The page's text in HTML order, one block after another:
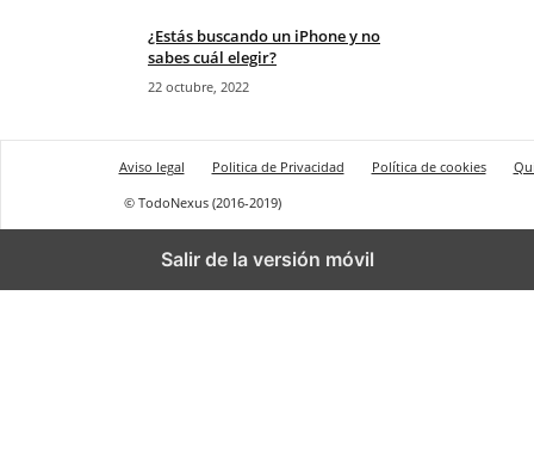
¿Estás buscando un iPhone y no
sabes cuál elegir?
22 octubre, 2022
Aviso legal Politica de Privacidad Política de cookies
© TodoNexus (2016-2019)
Salir de la versión móvil